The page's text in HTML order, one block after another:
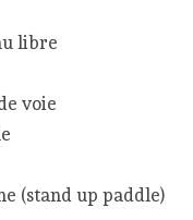
libre
voie
(stand up paddle)